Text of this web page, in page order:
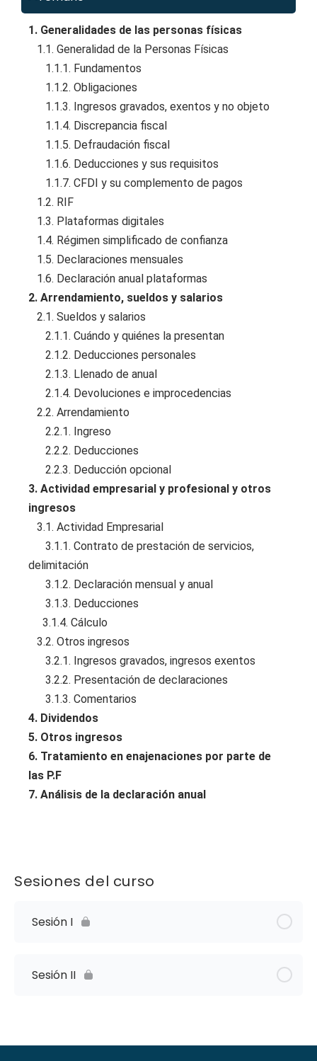
1. Generalidades de las personas físicas
1.1. Generalidad de la Personas Físicas
1.1.1. Fundamentos
1.1.2. Obligaciones
1.1.3. Ingresos gravados, exentos y no objeto
1.1.4. Discrepancia fiscal
1.1.5. Defraudación fiscal
1.1.6. Deducciones y sus requisitos
1.1.7. CFDI y su complemento de pagos
1.2. RIF
1.3. Plataformas digitales
1.4. Régimen simplificado de confianza
1.5. Declaraciones mensuales
1.6. Declaración anual plataformas
2. Arrendamiento, sueldos y salarios
2.1. Sueldos y salarios
2.1.1. Cuándo y quiénes la presentan
2.1.2. Deducciones personales
2.1.3. Llenado de anual
2.1.4. Devoluciones e improcedencias
2.2. Arrendamiento
2.2.1. Ingreso
2.2.2. Deducciones
2.2.3. Deducción opcional
3. Actividad empresarial y profesional y otros
ingresos
3.1. Actividad Empresarial
3.1.1. Contrato de prestación de servicios,
delimitación
3.1.2. Declaración mensual y anual
3.1.3. Deducciones
3.1.4. Cálculo
3.2. Otros ingresos
3.2.1. Ingresos gravados, ingresos exentos
3.2.2. Presentación de declaraciones
3.1.3. Comentarios
4. Dividendos
5. Otros ingresos
6. Tratamiento en enajenaciones por parte de
las P.F
7. Análisis de la declaración anual
Sesiones del curso
Sesión I
Sesión II